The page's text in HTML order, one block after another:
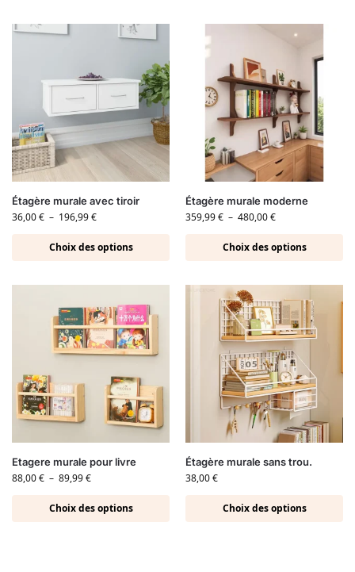
Étagère murale avec tiroir
36,00€ – 196,99€
Choix des options
Étagère murale moderne
359,99€ – 480,00€
Choix des options
Etagere murale pour livre
88,00€ – 89,99€
Choix des options
Étagère murale sans trou.
38,00€
Choix des options